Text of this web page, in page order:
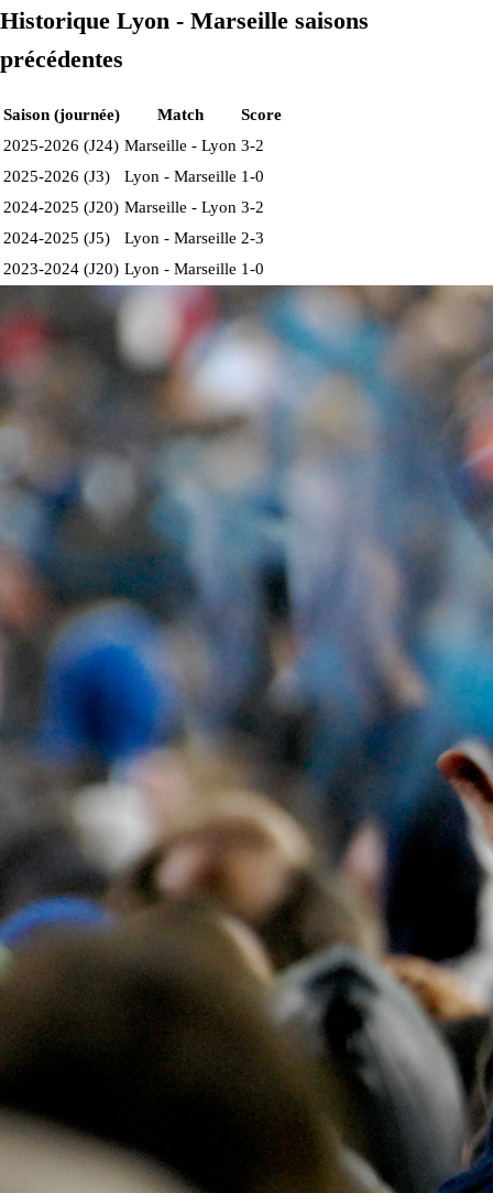
Historique Lyon - Marseille saisons
précédentes
Saison (journée) Match
Score
2025-2026 (J24) Marseille - Lyon 3-2
2025-2026 (J3)
Lyon - Marseille 1-0
2024-2025 (J20) Marseille - Lyon 3-2
2024-2025 (J5)
Lyon - Marseille 2-3
2023-2024 (J20) Lyon - Marseille 1-0